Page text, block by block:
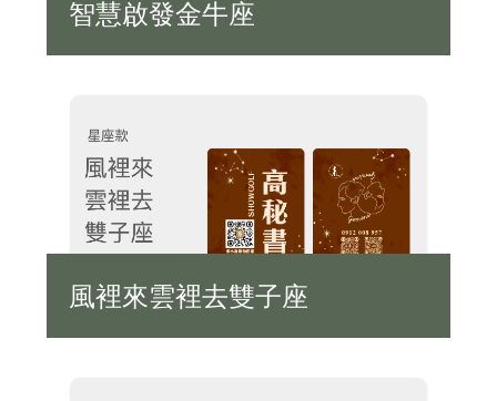
智慧啟發金牛座
風裡來雲裡去雙子座